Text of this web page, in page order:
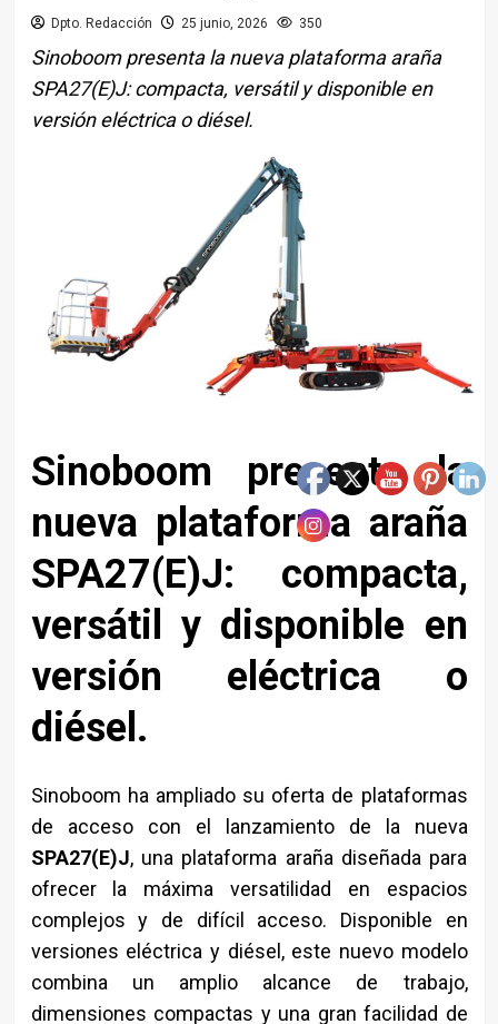
Dpto. Redacción 25 junio, 2026 350
Sinoboom presenta la nueva plataforma araña
SPA27(E)J: compacta, versátil y disponible en
versión eléctrica o diésel.
Sinoboom presenta la
nueva plataforma araña
SPA27(E)J: compacta,
versátil y disponible en
versión eléctrica o
diésel.
Sinoboom ha ampliado su oferta de plataformas
de acceso con el lanzamiento de la nueva
SPA27(E)J, una plataforma araña diseñada para
ofrecer la máxima versatilidad en espacios
complejos y de difícil acceso. Disponible en
versiones eléctrica y diésel, este nuevo modelo
combina un amplio alcance de trabajo,
dimensiones compactas y una gran facilidad de